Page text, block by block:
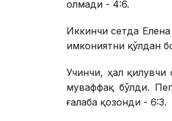
олмади - 4:6.
Иккинчи сетда
имкониятни қўлдан
Учинчи, ҳал қилувчи
муваффақ бўлди.
ғалаба қозонди - 6:3.